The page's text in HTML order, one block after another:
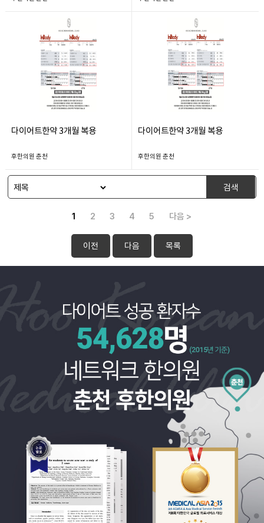
다이어트한약 3개월 복용
후한의원 춘천
다이어트한약 3개월 복용
후한의원 춘천
검색
1 2 3 4 5 다음 >
이전 다음 목록